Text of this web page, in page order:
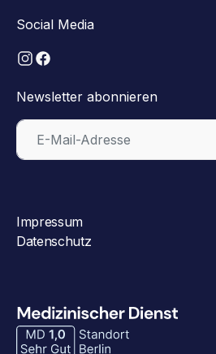
Social Media
Newsletter abonnieren
Impressum
Datenschutz